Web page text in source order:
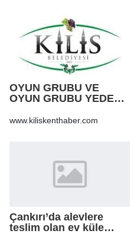
OYUN GRUBU VE
OYUN GRUBU YEDEK
www.kiliskenthaber.com
Çankırı’da alevlere
teslim olan ev küle